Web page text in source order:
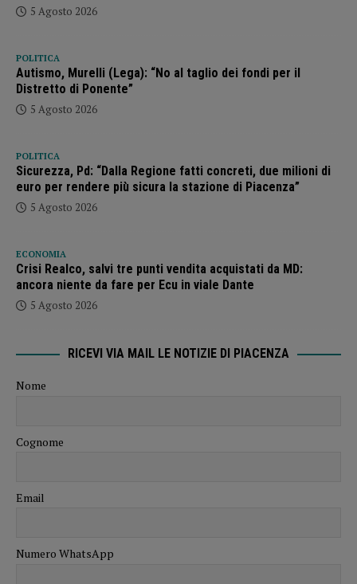
5 Agosto 2026
POLITICA
Autismo, Murelli (Lega): “No al taglio dei fondi per il
Distretto di Ponente”
5 Agosto 2026
POLITICA
Sicurezza, Pd: “Dalla Regione fatti concreti, due milioni di
euro per rendere più sicura la stazione di Piacenza”
5 Agosto 2026
ECONOMIA
Crisi Realco, salvi tre punti vendita acquistati da MD:
ancora niente da fare per Ecu in viale Dante
5 Agosto 2026
RICEVI VIA MAIL LE NOTIZIE DI PIACENZA
Nome
Cognome
Email
Numero WhatsApp